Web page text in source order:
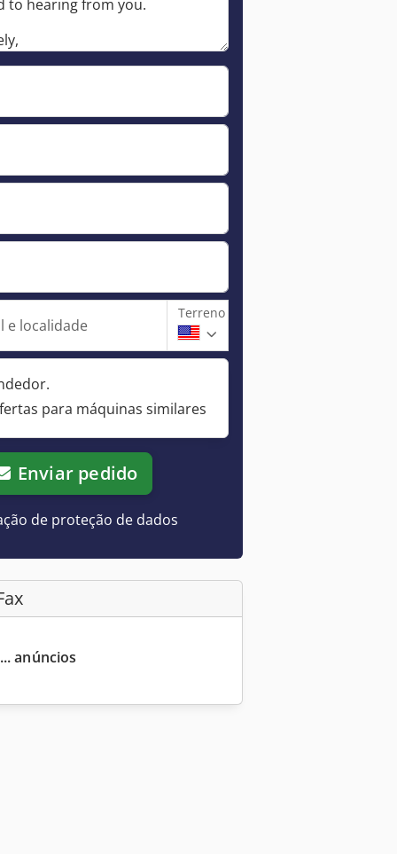
e localidade
Terreno
para máquinas similares
Enviar pedido
de proteção de dados
anúncios